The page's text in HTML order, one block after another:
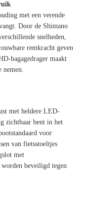
met een verende
Door de Shimano
snelheden,
remkracht geven
bagagedrager maakt
nemen.
met heldere LED-
zichtbaar bent in het
voor
van fietsstoeltjes
met
beveiligd tegen